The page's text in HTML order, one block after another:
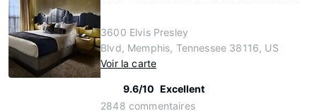
3600 Elvis Presley
Blvd, Memphis, Tennessee 38116, US
Voir la carte
9.6/10 Excellent
2848 commentaires